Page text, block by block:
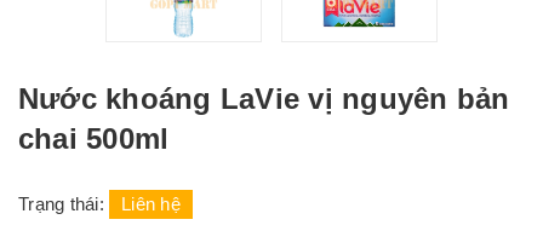
Nước khoáng LaVie vị nguyên bản
chai 500ml
Trạng thái: Liên hệ